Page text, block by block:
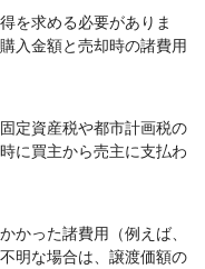
を求める必要がありま
入金額と売却時の諸費用
定資産税や都市計画税の
に買主から売主に支払わ
かった諸費用（例えば、
明な場合は、譲渡価額の